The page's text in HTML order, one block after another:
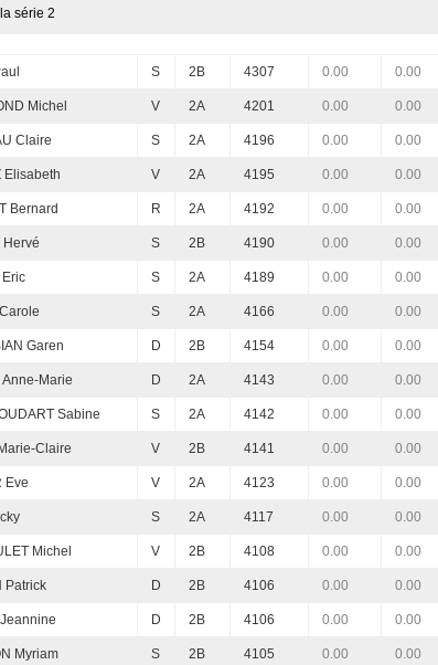
série 2
S 2B 4307 0.00 0.00
Michel V 2A 4201 0.00 0.00
Claire S 2A 4196 0.00 0.00
Elisabeth V 2A 4195 0.00 0.00
Bernard R 2A 4192 0.00 0.00
Hervé S 2B 4190 0.00 0.00
Eric S 2A 4189 0.00 0.00
S 2A 4166 0.00 0.00
Garen D 2B 4154 0.00 0.00
Anne-Marie D 2A 4143 0.00 0.00
Sabine S 2A 4142 0.00 0.00
Claire V 2B 4141 0.00 0.00
Eve V 2A 4123 0.00 0.00
S 2A 4117 0.00 0.00
Michel V 2B 4108 0.00 0.00
Patrick D 2B 4106 0.00 0.00
D 2B 4106 0.00 0.00
Myriam S 2B 4105 0.00 0.00